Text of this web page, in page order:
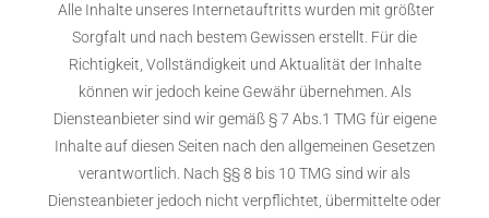
Alle Inhalte unseres Internetauftritts wurden mit größter
Sorgfalt und nach bestem Gewissen erstellt. Für die
Richtigkeit, Vollständigkeit und Aktualität der Inhalte
können wir jedoch keine Gewähr übernehmen. Als
Diensteanbieter sind wir gemäß § 7 Abs.1 TMG für eigene
Inhalte auf diesen Seiten nach den allgemeinen Gesetzen
verantwortlich. Nach §§ 8 bis 10 TMG sind wir als
Diensteanbieter jedoch nicht verpflichtet, übermittelte oder